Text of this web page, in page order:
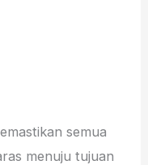
semua
menuju tujuan